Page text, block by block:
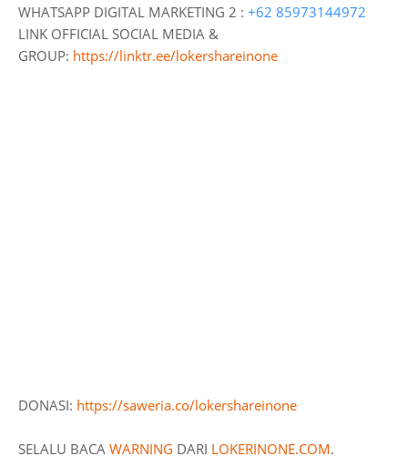
WHATSAPP DIGITAL MARKETING 2 : +62 85973144972
LINK OFFICIAL SOCIAL MEDIA &
GROUP: https://linktr.ee/lokershareinone
DONASI: https://saweria.co/lokershareinone
SELALU BACA WARNING DARI LOKERINONE.COM.